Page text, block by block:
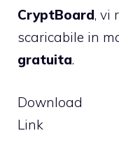
CryptBoard, vi
scaricabile in
gratuita.
Download
Link